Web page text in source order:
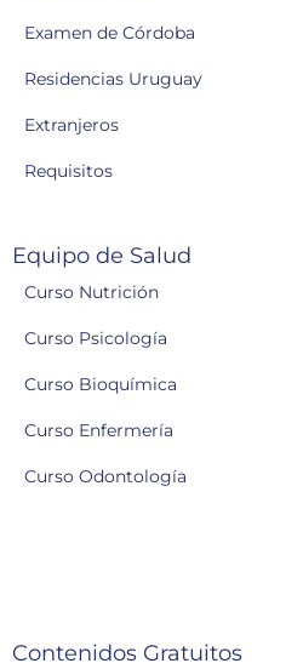
Examen de Córdoba
Residencias Uruguay
Extranjeros
Requisitos
Equipo de Salud
Curso Nutrición
Curso Psicología
Curso Bioquímica
Curso Enfermería
Curso Odontología
Contenidos Gratuitos